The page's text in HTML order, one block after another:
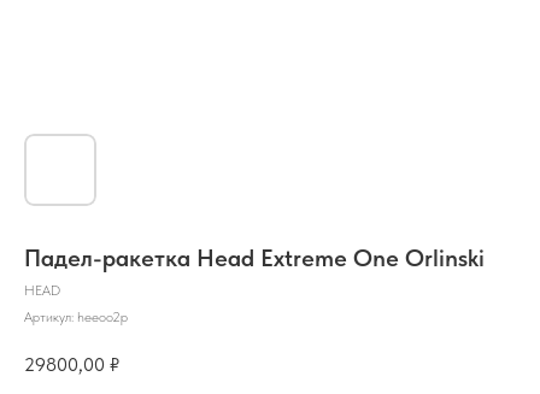
Падел-ракетка Head Extreme One Orlinski
HEAD
Артикул: heeoo2p
29800,00 ₽